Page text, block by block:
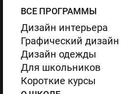
ВСЕ ПРОГРАММЫ
Дизайн интерьера
Графический дизайн
Дизайн одежды
Для школьников
Короткие курсы